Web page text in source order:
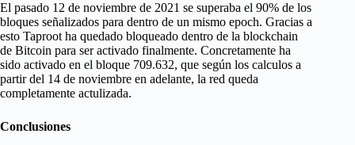
El pasado 12 de noviembre de 2021 se superaba el 90% de los
bloques señalizados para dentro de un mismo epoch. Gracias a
esto Taproot ha quedado bloqueado dentro de la blockchain
de Bitcoin para ser activado finalmente. Concretamente ha
sido activado en el bloque 709.632, que según los calculos a
partir del 14 de noviembre en adelante, la red queda
completamente actulizada.
Conclusiones